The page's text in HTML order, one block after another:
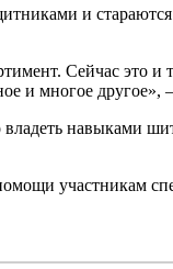
и
Сейчас это и
и многое другое»,
навыками
участникам